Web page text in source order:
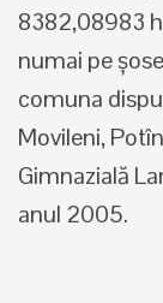
8382,08983
numai pe
comuna
Movileni,
Gimnazială
anul 2005.